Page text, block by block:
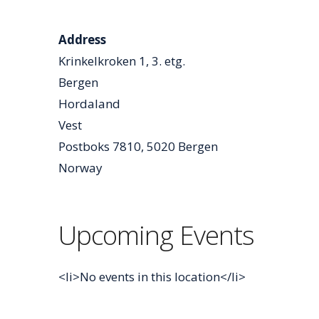
Address
Krinkelkroken 1, 3. etg.
Bergen
Hordaland
Vest
Postboks 7810, 5020 Bergen
Norway
Upcoming Events
<li>No events in this location</li>